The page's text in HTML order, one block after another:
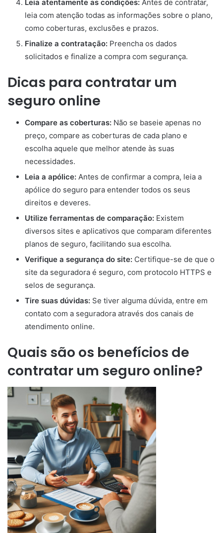
Leia atentamente as condições: Antes de contratar,
leia com atenção todas as informações sobre o plano,
como coberturas, exclusões e prazos.
Finalize a contratação: Preencha os dados
solicitados e finalize a compra com segurança.
Dicas para contratar um
seguro online
Compare as coberturas: Não se baseie apenas no
preço, compare as coberturas de cada plano e
escolha aquele que melhor atende às suas
necessidades.
Leia a apólice: Antes de confirmar a compra, leia a
apólice do seguro para entender todos os seus
direitos e deveres.
Utilize ferramentas de comparação: Existem
diversos sites e aplicativos que comparam diferentes
planos de seguro, facilitando sua escolha.
Verifique a segurança do site: Certifique-se de que o
site da seguradora é seguro, com protocolo HTTPS e
selos de segurança.
Tire suas dúvidas: Se tiver alguma dúvida, entre em
contato com a seguradora através dos canais de
atendimento online.
Quais são os benefícios de
contratar um seguro online?